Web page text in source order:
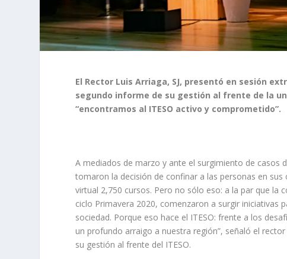
El Rector Luis Arriaga, SJ, presentó en sesión
segundo informe de su gestión al frente de la
“encontramos al ITESO activo y comprometido”.
A mediados de marzo y ante el surgimiento de casos
tomaron la decisión de confinar a las personas en sus
virtual 2,750 cursos. Pero no sólo eso: a la par que la
ciclo Primavera 2020, comenzaron a surgir iniciativas
sociedad. Porque eso hace el ITESO: frente a los
un profundo arraigo a nuestra región”, señaló el
su gestión al frente del ITESO.